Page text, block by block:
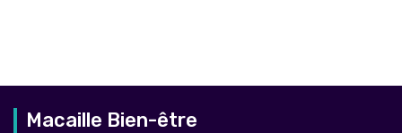
Macaille Bien-être